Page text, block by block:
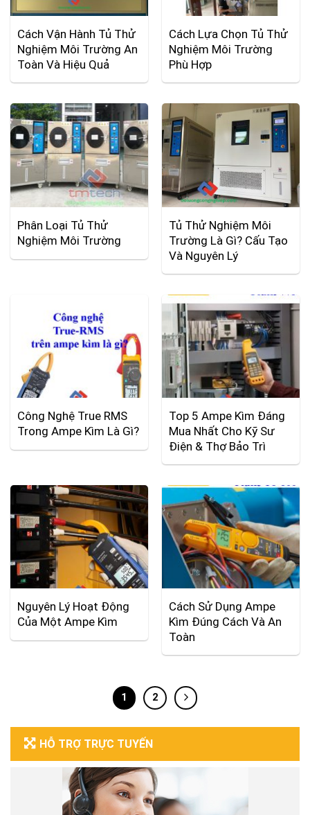
HỖ TRỢ TRỰC TUYẾN
Cách Vận Hành Tủ Thử
Nghiệm Môi Trường An
Toàn Và Hiệu Quả
Cách Lựa Chọn Tủ Thử
Nghiệm Môi Trường
Phù Hợp
Phân Loại Tủ Thử
Nghiệm Môi Trường
Tủ Thử Nghiệm Môi
Trường Là Gì? Cấu Tạo
Và Nguyên Lý
Công Nghệ True RMS
Trong Ampe Kìm Là Gì?
Top 5 Ampe Kìm Đáng
Mua Nhất Cho Kỹ Sư
Điện & Thợ Bảo Trì
Nguyên Lý Hoạt Động
Của Một Ampe Kìm
Cách Sử Dụng Ampe
Kìm Đúng Cách Và An
Toàn
1 2